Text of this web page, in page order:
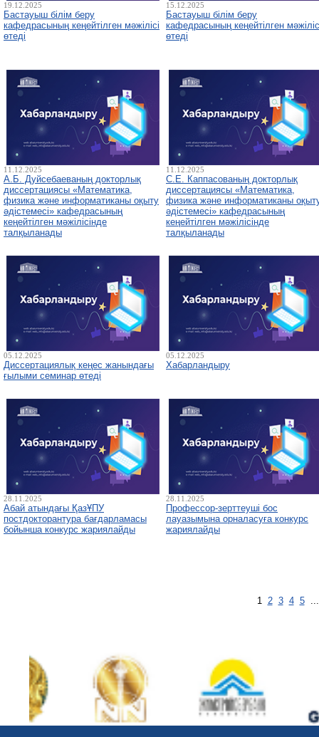
19.12.2025
Бастауыш білім беру
кафедрасының кеңейтілген мәжілісі
өтеді
15.12.2025
Бастауыш білім беру
кафедрасының кеңейтілген
өтеді
11.12.2025
А.Б. Дуйсебаеваның докторлық
диссертациясы «Математика,
физика және информатиканы оқыту
әдістемесі» кафедрасының
кеңейтілген мәжілісінде
талқыланады
11.12.2025
С.Е. Каппасованың докторлық
диссертациясы «Математика,
физика және информатиканы
әдістемесі» кафедрасының
кеңейтілген мәжілісінде
талқыланады
05.12.2025
Диссертациялық кеңес жанындағы
ғылыми семинар өтеді
05.12.2025
Хабарландыру
28.11.2025
Абай атындағы ҚазҰПУ
постдокторантура бағдарламасы
бойынша конкурс жариялайды
28.11.2025
Профессор-зерттеуші бос
лауазымына орналасуға конкурс
жариялайды
1 2 3 4 5